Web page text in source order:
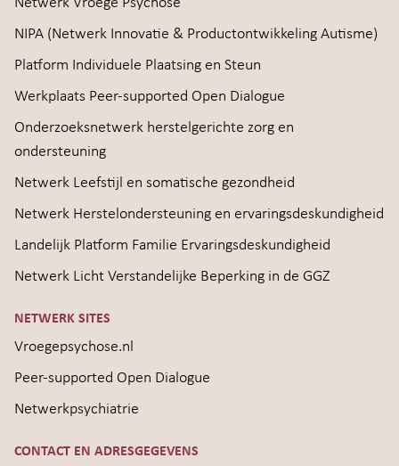
NIPA (Netwerk Innovatie & Productontwikkeling Autisme)
Platform Individuele Plaatsing en Steun
Werkplaats Peer-supported Open Dialogue
Onderzoeksnetwerk herstelgerichte zorg en
ondersteuning
Netwerk Leefstijl en somatische gezondheid
Netwerk Herstelondersteuning en ervaringsdeskundigheid
Landelijk Platform Familie Ervaringsdeskundigheid
Netwerk Licht Verstandelijke Beperking in de GGZ
NETWERK SITES
Vroegepsychose.nl
Peer-supported Open Dialogue
Netwerkpsychiatrie
CONTACT EN ADRESGEGEVENS